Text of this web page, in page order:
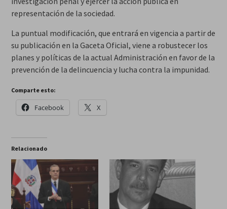
representación de la sociedad.
La puntual modificación, que entrará en vigencia a partir de
su publicación en la Gaceta Oficial, viene a robustecer los
planes y políticas de la actual Administración en favor de la
prevención de la delincuencia y lucha contra la impunidad.
Comparte esto:
Facebook X
Relacionado